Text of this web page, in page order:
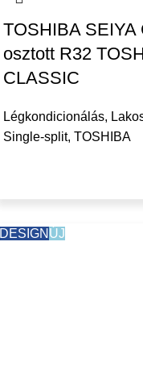
TOSHIBA SEIYA
osztott R32
CLASSIC
Légkondicionálás,
Single-split, TOSHIBA
DESIGN ÚJ